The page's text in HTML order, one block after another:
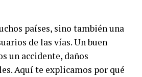
países, sino también una
de las vías. Un buen
un accidente, daños
Aquí te explicamos por qué